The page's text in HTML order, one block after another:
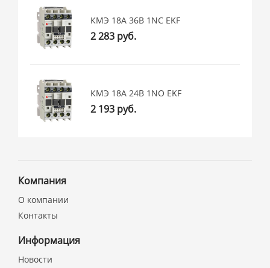
КМЭ 18А 36В 1NC EKF
2 283 руб.
КМЭ 18А 24В 1NO EKF
2 193 руб.
Компания
О компании
Контакты
Информация
Новости